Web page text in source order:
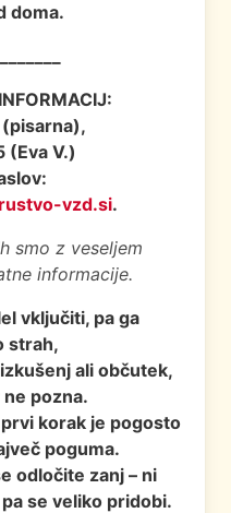
doma.
(Eva V.)
vzd.si.
smo z veseljem
informacije.
vključiti, pa ga
strah,
ali občutek,
pozna.
korak je pogosto
poguma.
odločite zanj – ni
se veliko pridobi.